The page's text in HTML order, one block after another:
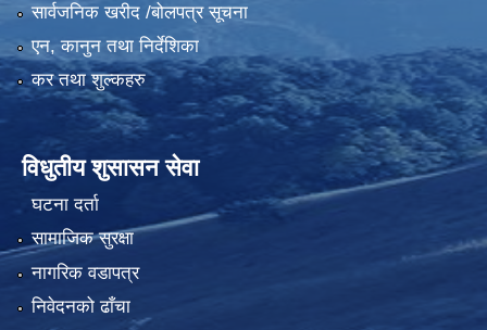
सार्वजनिक खरीद /बोलपत्र सूचना
एन, कानुन तथा निर्देशिका
कर तथा शुल्कहरु
विधुतीय शुसासन सेवा
घटना दर्ता
सामाजिक सुरक्षा
नागरिक वडापत्र
निवेदनको ढाँचा